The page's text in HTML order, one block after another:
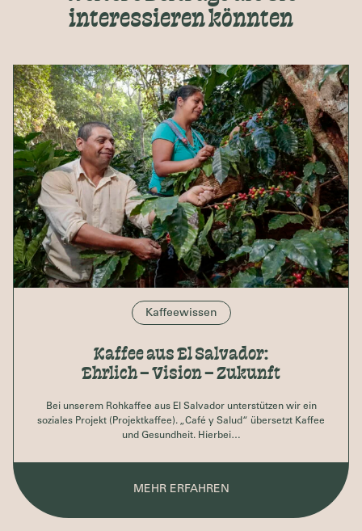
interessieren könnten
Kaffeewissen
Kaffee aus El Salvador:
Ehrlich – Vision – Zukunft
Bei unserem Rohkaffee aus El Salvador unterstützen wir ein
soziales Projekt (Projektkaffee). „Café y Salud“ übersetzt Kaffee
und Gesundheit. Hierbei…
MEHR ERFAHREN